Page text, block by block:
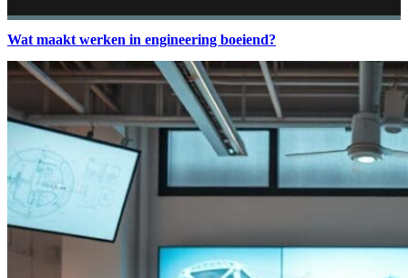
Wat maakt werken in engineering boeiend?